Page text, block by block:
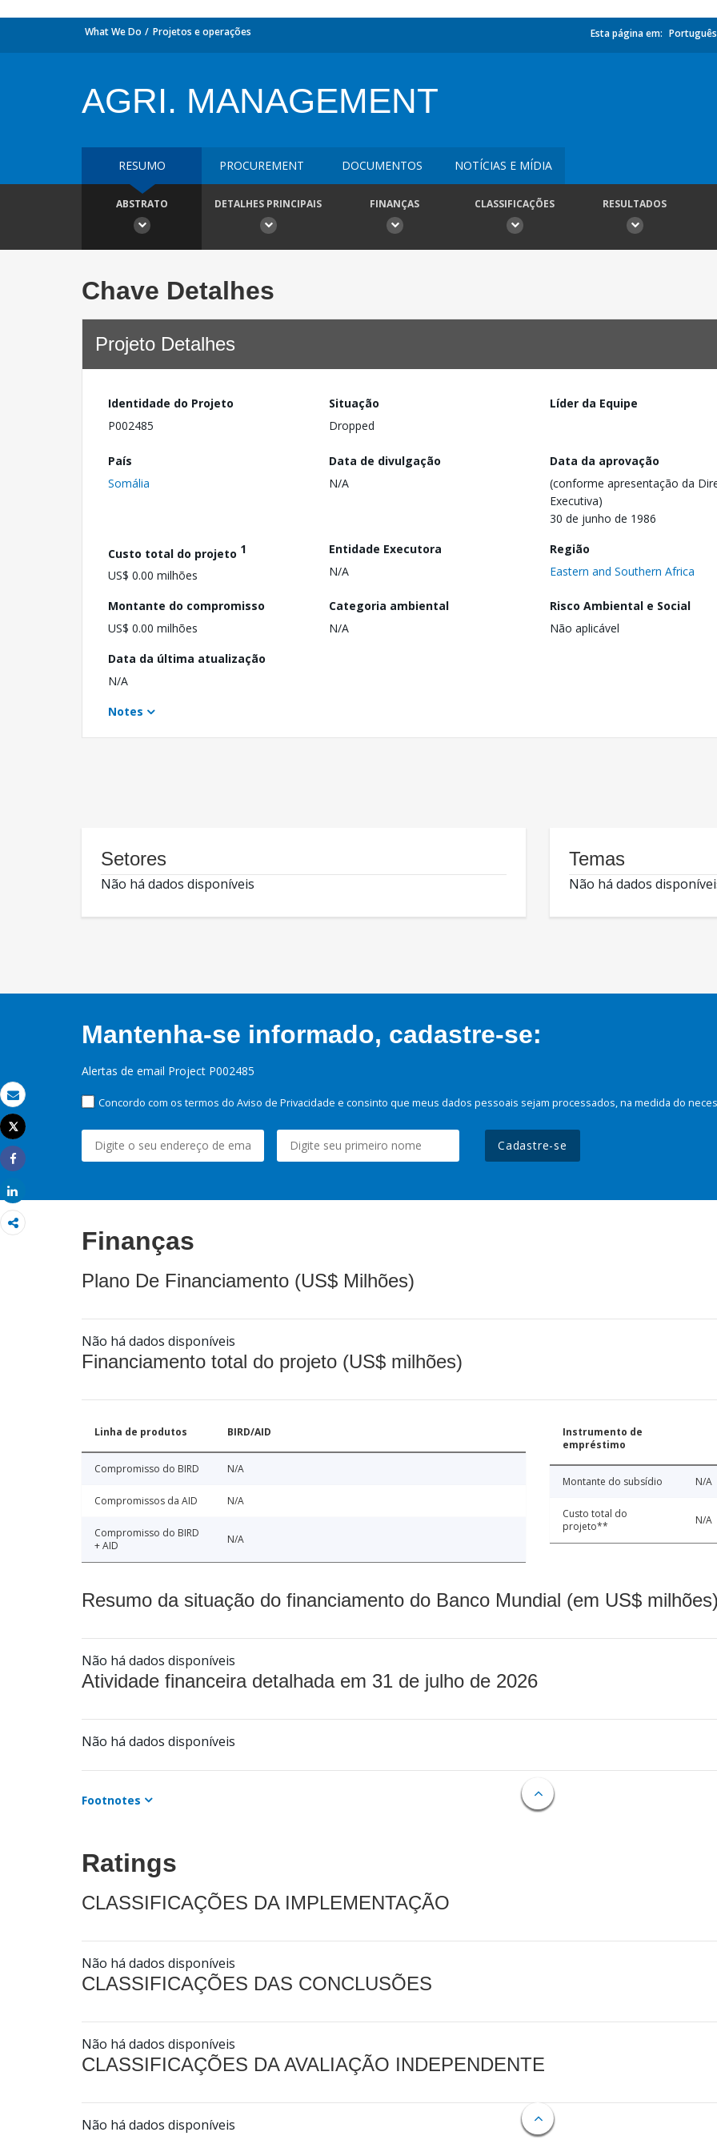
Email
Imprimir
Tweet
Share
What We Do Projetos e operações Esta página em: Português
AGRI. MANAGEMENT
RESUMO PROCUREMENT DOCUMENTOS NOTÍCIAS E MÍDIA
ABSTRATO DETALHES PRINCIPAIS FINANÇAS CLASSIFICAÇÕES RESULTADOS
Chave Detalhes
Projeto Detalhes
Identidade do Projeto
P002485
Situação
Dropped
Líder da Equipe
País
Somália
Data de divulgação
N/A
Data da aprovação
(conforme apresentação da
Executiva)
30 de junho de 1986
Custo total do projeto 1
US$ 0.00 milhões
Entidade Executora
N/A
Região
Eastern and Southern Africa
Montante do compromisso
US$ 0.00 milhões
Categoria ambiental
N/A
Risco Ambiental e Social
Não aplicável
Data da última atualização
N/A
Notes
Setores
Não há dados disponíveis
Temas
Não há dados
Mantenha-se informado, cadastre-se:
Alertas de email Project P002485
Concordo com os termos do Aviso de Privacidade e consinto que meus dados pessoais sejam processados, na medida do
Cadastre-se
Finanças
Plano De Financiamento (US$ Milhões)
Não há dados disponíveis
Financiamento total do projeto (US$ milhões)
Linha de produtos BIRD/AID
Compromisso do BIRD N/A
Compromissos da AID N/A
Compromisso do BIRD
+ AID
N/A
Instrumento de
empréstimo
Montante do subsídio N/A
Custo total do
projeto**
N/A
Resumo da situação do financiamento do Banco Mundial (em US$
Não há dados disponíveis
Atividade financeira detalhada em 31 de julho de 2026
Não há dados disponíveis
Footnotes
Ratings
CLASSIFICAÇÕES DA IMPLEMENTAÇÃO
Não há dados disponíveis
CLASSIFICAÇÕES DAS CONCLUSÕES
Não há dados disponíveis
CLASSIFICAÇÕES DA AVALIAÇÃO INDEPENDENTE
Não há dados disponíveis